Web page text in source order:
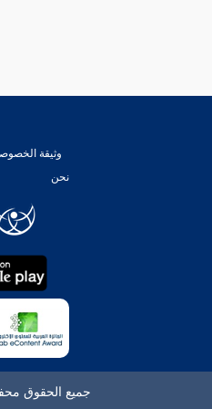
وثيقة
نحن
جميع الحقوق محفوظة © 2026 -